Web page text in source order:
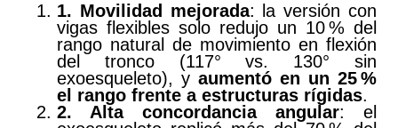
1. Movilidad mejorada: la versión con
vigas flexibles solo redujo un 10 % del
rango natural de movimiento en flexión
del tronco (117° vs. 130° sin
exoesqueleto), y aumentó en un 25 %
el rango frente a estructuras rígidas.
2. Alta concordancia angular: el